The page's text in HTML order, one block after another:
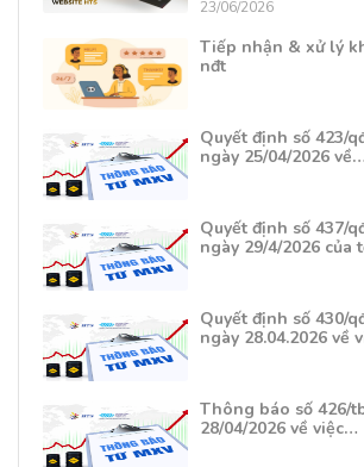
23/06/2026
Tiếp nhận & xử lý
nđt
Quyết định số 423/
ngày 25/04/2026 về…
Quyết định số 437/
ngày 29/4/2026 của
Quyết định số 430/
ngày 28.04.2026 về
Thông báo số 426/
28/04/2026 về việc…